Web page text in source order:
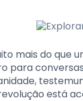
mais do que
para
está